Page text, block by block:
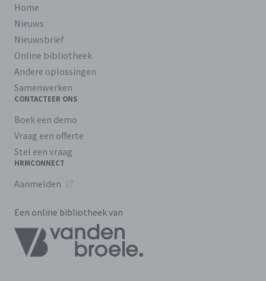
Home
Nieuws
Nieuwsbrief
Online bibliotheek
Andere oplossingen
Samenwerken
CONTACTEER ONS
Boek een demo
Vraag een offerte
Stel een vraag
HRMCONNECT
Aanmelden
Een online bibliotheek van